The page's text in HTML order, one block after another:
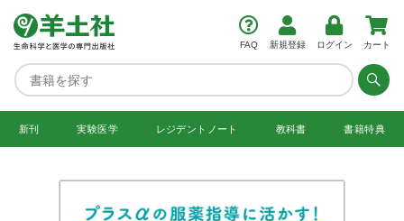
FAQ 新規登録 ログイン カート
新刊 実験医学 レジデント ノート 教科書 書籍特典